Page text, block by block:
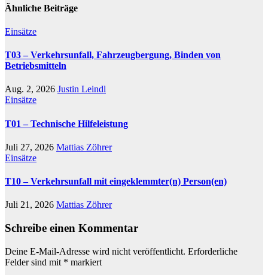
Ähnliche Beiträge
Einsätze
T03 – Verkehrsunfall, Fahrzeugbergung, Binden von
Betriebsmitteln
Aug. 2, 2026 Justin Leindl
Einsätze
T01 – Technische Hilfeleistung
Juli 27, 2026 Mattias Zöhrer
Einsätze
T10 – Verkehrsunfall mit eingeklemmter(n) Person(en)
Juli 21, 2026 Mattias Zöhrer
Schreibe einen Kommentar
Deine E-Mail-Adresse wird nicht veröffentlicht. Erforderliche
Felder sind mit * markiert